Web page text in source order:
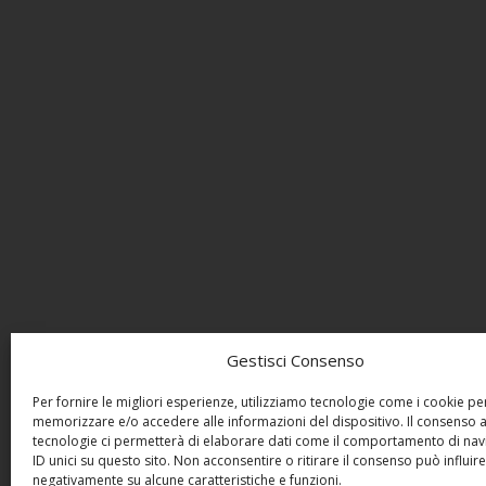
Gestisci Consenso
Per fornire le migliori esperienze, utilizziamo tecnologie come i cookie
memorizzare e/o accedere alle informazioni del dispositivo. Il consenso
tecnologie ci permetterà di elaborare dati come il comportamento di
ID unici su questo sito. Non acconsentire o ritirare il consenso può influire
negativamente su alcune caratteristiche e funzioni.